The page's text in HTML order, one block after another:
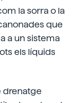
la sorra o la
que
a un sistema
els líquids
drenatge